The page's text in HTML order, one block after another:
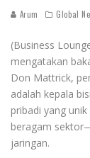
Arum Global
(Business
mengatakan
Don Mattrick,
adalah kepala
pribadi yang
beragam
jaringan.